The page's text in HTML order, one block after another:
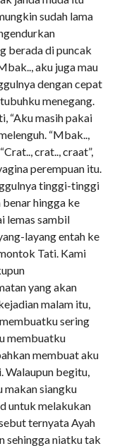
sudah lama
berada di puncak
aku juga mau
dengan cepat
menegang.
“Aku masih pakai
“Mbak..,
crat.., craat”,
perempuan itu.
tinggi-tinggi
hingga ke
lemas sambil
layang entah ke
Tati. Kami
yang akan
malam itu,
sering
membuatku
membuat aku
Walaupun begitu,
makan siangku
untuk melakukan
ternyata Ayah
sehingga niatku tak